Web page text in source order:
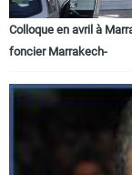
Colloque en avril à
foncier Marrakech-